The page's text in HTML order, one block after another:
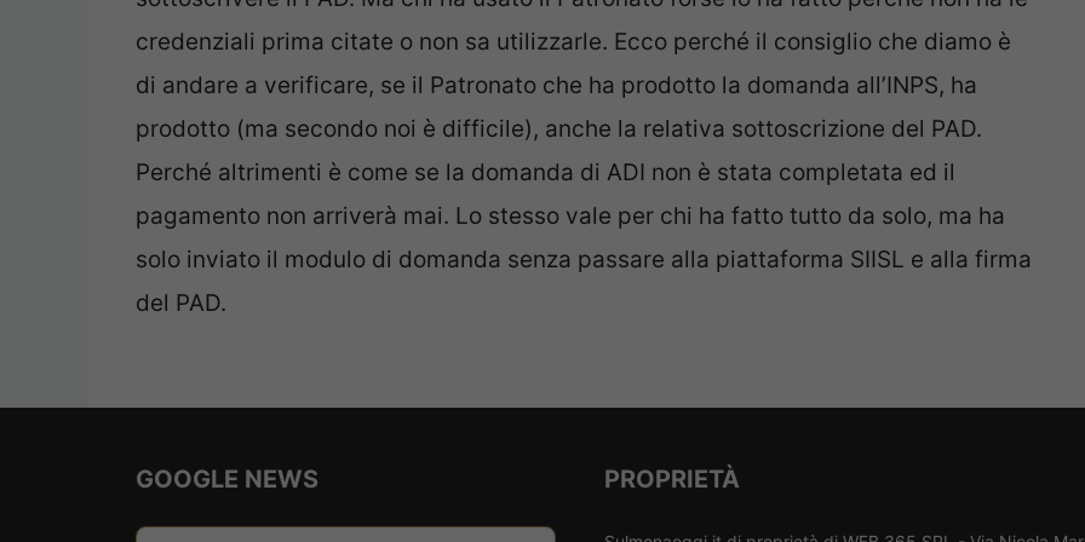
credenziali prima citate o non sa utilizzarle. Ecco perché il consiglio che diamo è
di andare a verificare, se il Patronato che ha prodotto la domanda all’INPS, ha
prodotto (ma secondo noi è difficile), anche la relativa sottoscrizione del PAD.
Perché altrimenti è come se la domanda di ADI non è stata completata ed il
pagamento non arriverà mai. Lo stesso vale per chi ha fatto tutto da solo, ma ha
solo inviato il modulo di domanda senza passare alla piattaforma SIISL e alla firma
del PAD.
GOOGLE NEWS PROPRIETÀ